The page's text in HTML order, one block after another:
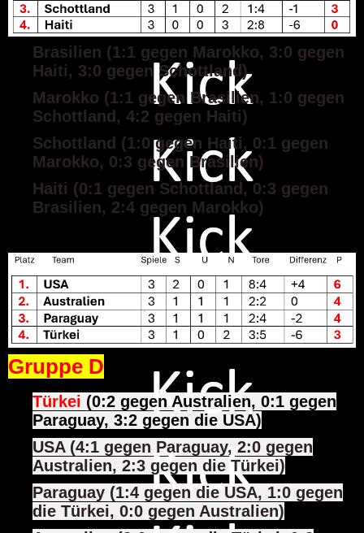
Brasilien (1:1 gegen Marokko, 3:0 gegen
Haiti, 3:0 gegen Schottland)
Marokko (1:1 gegen Brasilien, 1:0 gegen
Schottland, 4:2 gegen Haiti)
Schottland (1:0 gegen Haiti, 0:1 gegen
Marokko, 0:3 gegen Brasilien)
Haiti (0:1 gegen Schottland, 0:3 gegen
Brasilien, 2:4 gegen Marokko)
Gruppe D
Türkei (0:2 gegen Australien, 0:1 gegen
Paraguay, 3:2 gegen die USA)
USA (4:1 gegen Paraguay, 2:0 gegen
Australien, 2:3 gegen die Türkei)
Paraguay (1:4 gegen die USA, 1:0 gegen
die Türkei, 0:0 gegen Australien)